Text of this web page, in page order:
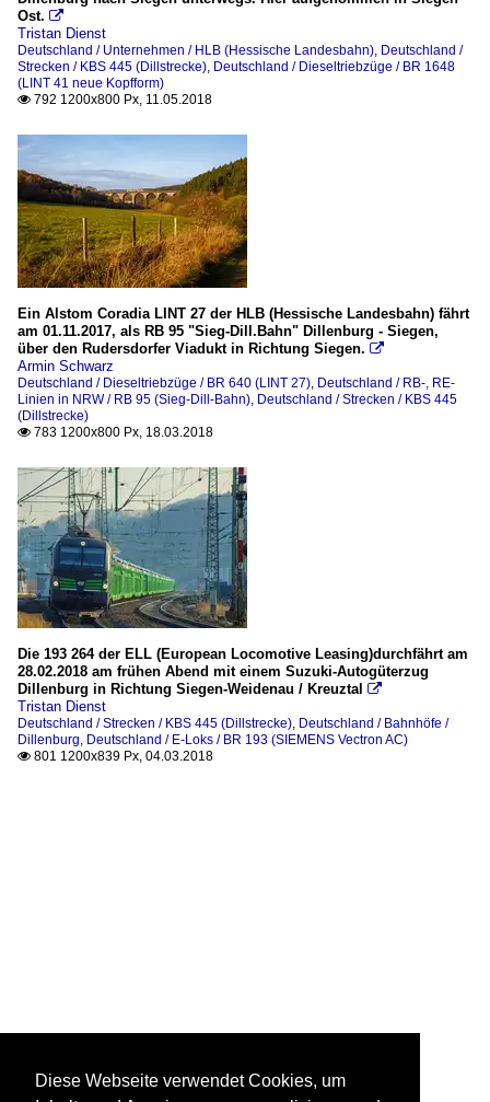
Ost. 
Tristan Dienst
Deutschland / Unternehmen / HLB (Hessische Landesbahn), Deutschland /
Strecken / KBS 445 (Dillstrecke), Deutschland / Dieseltriebzüge / BR 1648
(LINT 41 neue Kopfform)
 792 1200x800 Px, 11.05.2018
Ein Alstom Coradia LINT 27 der HLB (Hessische Landesbahn) fährt
am 01.11.2017, als RB 95 "Sieg-Dill.Bahn" Dillenburg - Siegen,
über den Rudersdorfer Viadukt in Richtung Siegen. 
Armin Schwarz
Deutschland / Dieseltriebzüge / BR 640 (LINT 27), Deutschland / RB-, RE-
Linien in NRW / RB 95 (Sieg-Dill-Bahn), Deutschland / Strecken / KBS 445
(Dillstrecke)
 783 1200x800 Px, 18.03.2018
Die 193 264 der ELL (European Locomotive Leasing)durchfährt am
28.02.2018 am frühen Abend mit einem Suzuki-Autogüterzug
Dillenburg in Richtung Siegen-Weidenau / Kreuztal

Tristan Dienst
Deutschland / Strecken / KBS 445 (Dillstrecke), Deutschland / Bahnhöfe /
Dillenburg, Deutschland / E-Loks / BR 193 (SIEMENS Vectron AC)
 801 1200x839 Px, 04.03.2018
Diese Webseite verwendet Cookies, um